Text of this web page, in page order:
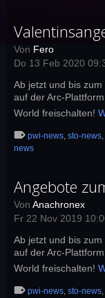
Von Fero
Do 13 Feb 2020
Ab jetzt und bis
auf der Arc-
World freischalten!
pwi-news, sto-news,
news
Angebote
Von Anachronex
Fr 22 Nov 2019
Ab jetzt und bis
auf der Arc-
World freischalten!
pwi-news, sto-news,